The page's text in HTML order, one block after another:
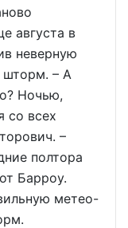
августа в
неверную
шторм. – А
Ночью,
со всех
–
полтора
Барроу.
метео-